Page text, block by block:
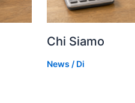
Chi Siamo
News / Di